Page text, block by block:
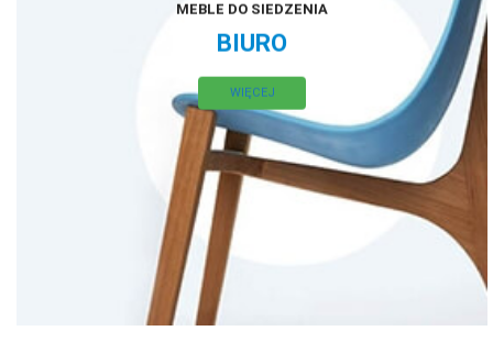
MEBLE DO SIEDZENIA
BIURO
WIĘCEJ